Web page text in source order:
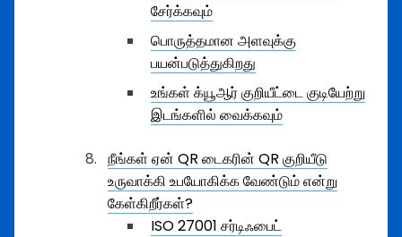
சேர்க்கவும்
பொருத்தமான அளவுக்கு
பயன்படுத்துகிறது
உங்கள் க்யூஆர் குறியீட்டை குடியேற்று
இடங்களில் வைக்கவும்
நீங்கள் ஏன் QR டைகரின் QR குறியீடு
உருவாக்கி உபயோகிக்க வேண்டும் என்று
கேள்கிறீர்கள்?
ISO 27001 சர்டிஃபைட்